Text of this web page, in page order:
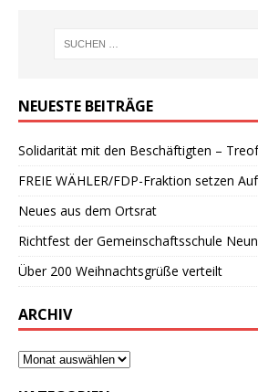
NEUESTE BEITRÄGE
Solidarität mit den Beschäftigten –
FREIE WÄHLER/FDP-Fraktion setzen
Neues aus dem Ortsrat
Richtfest der Gemeinschaftsschule
Über 200 Weihnachtsgrüße verteilt
ARCHIV